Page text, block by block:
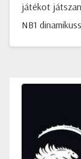
játékot
NB1